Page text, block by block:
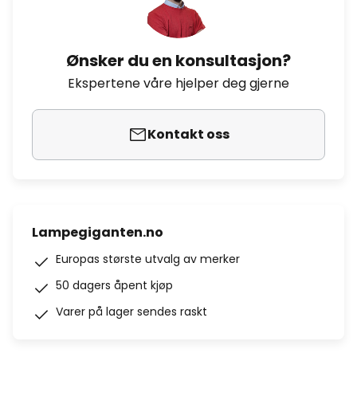
Ønsker du en konsultasjon?
Ekspertene våre hjelper deg gjerne
Kontakt oss
Lampegiganten.no
Europas største utvalg av merker
50 dagers åpent kjøp
Varer på lager sendes raskt